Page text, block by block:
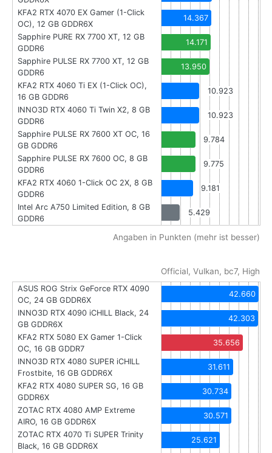
KFA2 RTX 4070 EX Gamer (1-Click
OC), 12 GB GDDR6X
14.367
Sapphire PURE RX 7700 XT, 12 GB
GDDR6
14.171
Sapphire PULSE RX 7700 XT, 12 GB
GDDR6
13.950
KFA2 RTX 4060 Ti EX (1-Click OC),
16 GB GDDR6
10.923
INNO3D RTX 4060 Ti Twin X2, 8 GB
GDDR6
10.923
Sapphire PULSE RX 7600 XT OC, 16
GB GDDR6
9.784
Sapphire PULSE RX 7600 OC, 8 GB
GDDR6
9.775
KFA2 RTX 4060 1-Click OC 2X, 8 GB
GDDR6
9.181
Intel Arc A750 Limited Edition, 8 GB
GDDR6
5.429
Angaben in Punkten (mehr ist besser)
Official, Vulkan, bc7, High
ASUS ROG Strix GeForce RTX 4090
OC, 24 GB GDDR6X
42.660
INNO3D RTX 4090 iCHILL Black, 24
GB GDDR6X
42.303
KFA2 RTX 5080 EX Gamer 1-Click
OC, 16 GB GDDR7
35.656
INNO3D RTX 4080 SUPER iCHILL
Frostbite, 16 GB GDDR6X
31.611
KFA2 RTX 4080 SUPER SG, 16 GB
GDDR6X
30.734
ZOTAC RTX 4080 AMP Extreme
AIRO, 16 GB GDDR6X
30.571
ZOTAC RTX 4070 Ti SUPER Trinity
Black, 16 GB GDDR6X
25.621